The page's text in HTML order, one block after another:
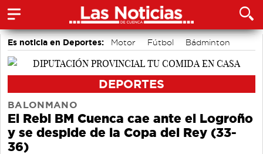
Es noticia en Deportes: Motor Fútbol
Bádminton
Bolos conquenses
DEPORTES
BALONMANO
El Rebi BM Cuenca cae ante el Logroño
y se despide de la Copa del Rey (33-
36)